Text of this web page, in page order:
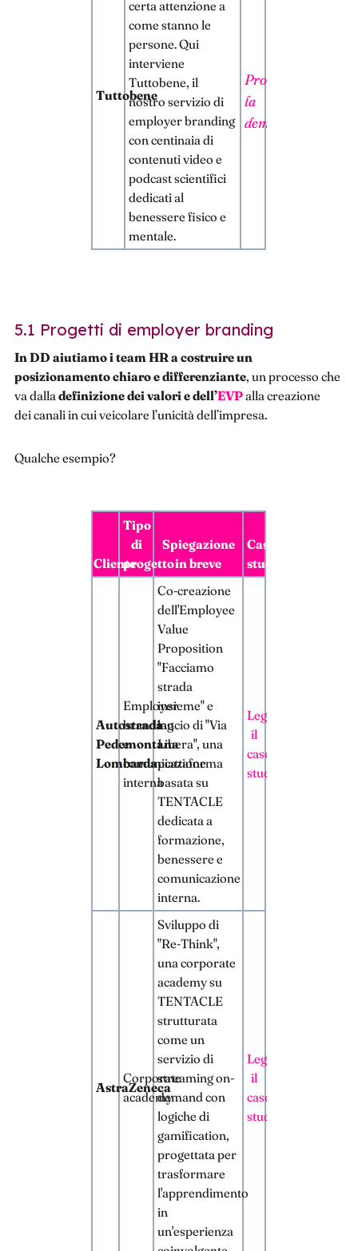
Tuttobene
certa attenzione a
come stanno le
persone. Qui
interviene
Tuttobene, il
nostro servizio di
employer branding
con centinaia di
contenuti video e
podcast scientifici
dedicati al
benessere fisico e
mentale.
Prova
la
demo
5.1 Progetti di employer branding
In DD aiutiamo i team HR a costruire un
posizionamento chiaro e differenziante, un processo che
va dalla definizione dei valori e dell’EVPalla creazione
dei canali in cui veicolare l’unicità dell’impresa.
Qualche esempio?
Cliente
Tipo
di
progetto
Spiegazione
in breve
Caso
studio
Autostrada
Pedemontana
Lombarda
Employer
branding
e
comunicazione
interna
Co-creazione
dell'Employee
Value
Proposition
"Facciamo
strada
insieme" e
lancio di "Via
Libera", una
piattaforma
basata su
TENTACLE
dedicata a
formazione,
benessere e
comunicazione
interna.
Leggi
il
caso
studio
AstraZeneca
Corporate
academy
Sviluppo di
"Re-Think",
una corporate
academy su
TENTACLE
strutturata
come un
servizio di
streaming on-
demand con
logiche di
gamification,
progettata per
trasformare
l'apprendimento
in
un'esperienza
Leggi
il
caso
studio